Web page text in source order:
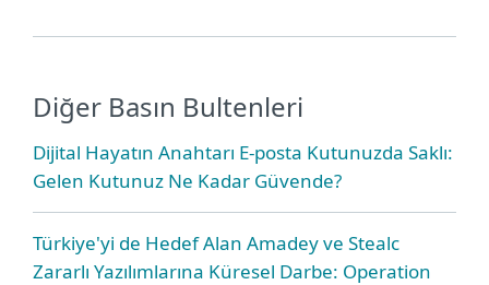
Diğer Basın Bultenleri
Dijital Hayatın Anahtarı E-posta Kutunuzda Saklı:
Gelen Kutunuz Ne Kadar Güvende?
Türkiye'yi de Hedef Alan Amadey ve Stealc
Zararlı Yazılımlarına Küresel Darbe: Operation